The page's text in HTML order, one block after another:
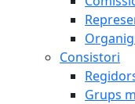
Consistori
Grups